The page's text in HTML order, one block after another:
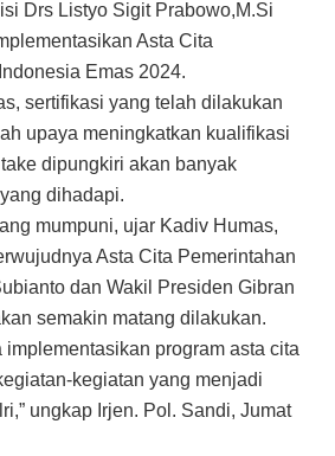
Drs Listyo Sigit Prabowo,M.Si
Asta Cita
Emas 2024.
sertifikasi yang telah dilakukan
upaya meningkatkan kualifikasi
dipungkiri akan banyak
dihadapi.
mumpuni, ujar Kadiv Humas,
Asta Cita Pemerintahan
dan Wakil Presiden Gibran
semakin matang dilakukan.
implementasikan program asta cita
kegiatan yang menjadi
ungkap Irjen. Pol. Sandi, Jumat